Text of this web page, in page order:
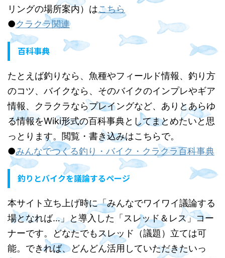
リングの場所案内）はこちら
●クラクラ関連
百科事典
たとえば釣りなら、魚種やフィールド情報、釣り方
のコツ、バイクなら、そのバイクのインプレやギア
情報、クラクラならプレイングなど、ありとあらゆ
る情報をWiki形式の百科事典としてまとめたいと思
っとります。閲覧・書き込みはこちらで。
●みんなでつくる釣り・バイク・クラクラ百科事典
釣りとバイクを議論するページ
本サイト立ち上げ時に「みんなでワイワイ議論する
場となれば…」と導入した「スレッド＆レス」コー
ナーです。どなたでもスレッド（議題）立ては可
能。できれば、どんどん活用していただきたいっ